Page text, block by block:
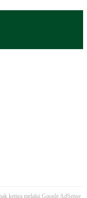
ketiga melalui Google AdSense